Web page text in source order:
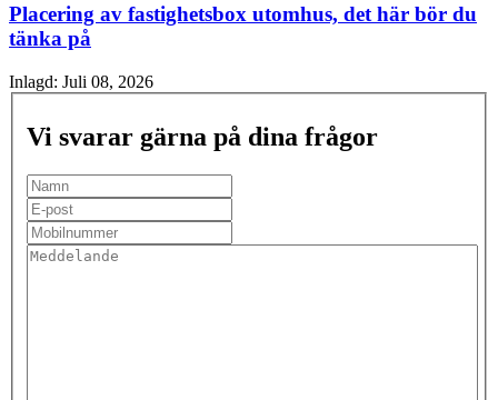
Placering av fastighetsbox utomhus, det här bör du
tänka på
Inlagd: Juli 08, 2026
Vi svarar gärna på dina frågor